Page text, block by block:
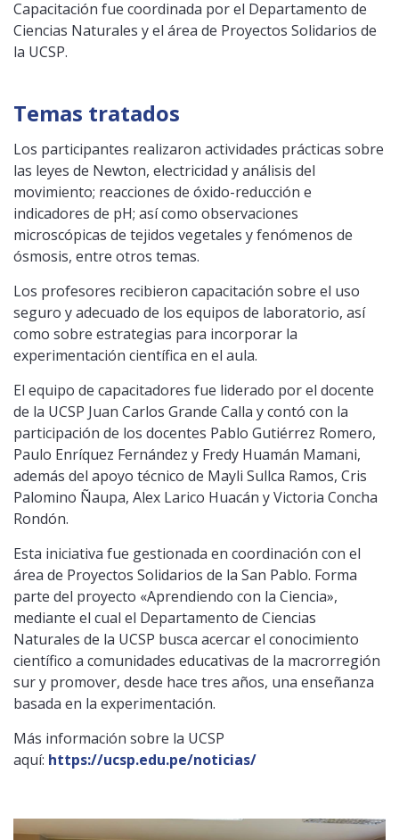
Capacitación fue coordinada por el Departamento de
Ciencias Naturales y el área de Proyectos Solidarios de
la UCSP.
Temas tratados
Los participantes realizaron actividades prácticas sobre
las leyes de Newton, electricidad y análisis del
movimiento; reacciones de óxido-reducción e
indicadores de pH; así como observaciones
microscópicas de tejidos vegetales y fenómenos de
ósmosis, entre otros temas.
Los profesores recibieron capacitación sobre el uso
seguro y adecuado de los equipos de laboratorio, así
como sobre estrategias para incorporar la
experimentación científica en el aula.
El equipo de capacitadores fue liderado por el docente
de la UCSP Juan Carlos Grande Calla y contó con la
participación de los docentes Pablo Gutiérrez Romero,
Paulo Enríquez Fernández y Fredy Huamán Mamani,
además del apoyo técnico de Mayli Sullca Ramos, Cris
Palomino Ñaupa, Alex Larico Huacán y Victoria Concha
Rondón.
Esta iniciativa fue gestionada en coordinación con el
área de Proyectos Solidarios de la San Pablo. Forma
parte del proyecto «Aprendiendo con la Ciencia»,
mediante el cual el Departamento de Ciencias
Naturales de la UCSP busca acercar el conocimiento
científico a comunidades educativas de la macrorregión
sur y promover, desde hace tres años, una enseñanza
basada en la experimentación.
Más información sobre la UCSP
aquí: https://ucsp.edu.pe/noticias/